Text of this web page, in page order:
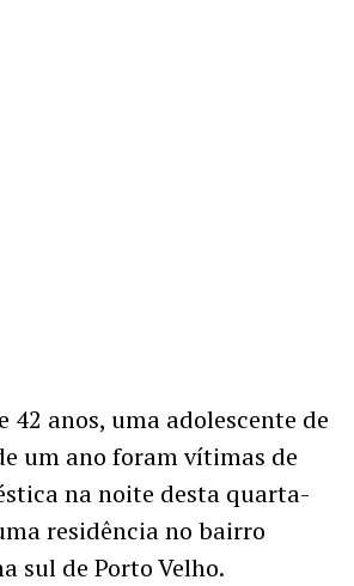
42 anos, uma adolescente de
um ano foram vítimas de
na noite desta quarta-
residência no bairro
sul de Porto Velho.